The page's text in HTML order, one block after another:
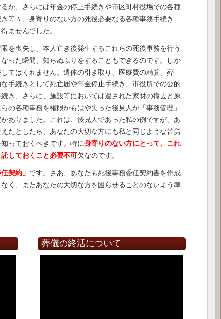
か、さらには年金の停止手続きや市区町村役場での各種
等々、身寄りのない方の死後必要なる各種事務手続き
ませんでした。
を喪失し、本人亡き後発生するこれらの死後事務を行う
った瞬間、知らぬふりをすることもできるのです。しか
てはくれません。遺体の引き取り、医療費の精算、葬
手続きとして死亡届や年金停止手続き、市役所での公的
き、さらに、施設等においては遺された家財の撤去と原
の各種事務を権限がもはや失った後見人が「事務管理」
ありました。これは、後見人であった私の例ですが、あ
たとしたら、あなたの大切な方にも私と同じような苦労
っておくべきです。特に身寄りのない方にとって、これ
しておくこと必要不可欠なのです。
契約」 です。さあ、あなたも死後事務委任契約書を作成
く、またあなたの大切な方を困らせることのないよう準
葬儀の終活について